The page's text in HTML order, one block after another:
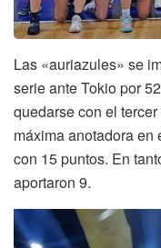
Las «auriazules» se
serie ante Tokio por
quedarse con el
máxima anotadora
con 15 puntos. En
aportaron 9.